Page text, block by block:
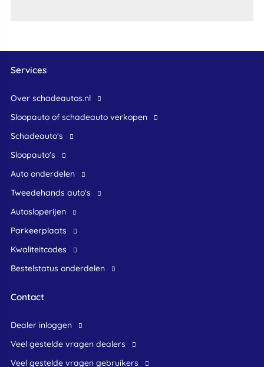
Services
Over schadeautos.nl
Sloopauto of schadeauto verkopen
Schadeauto's
Sloopauto's
Auto onderdelen
Tweedehands auto's
Autosloperijen
Parkeerplaats
Kwaliteitcodes
Bestelstatus onderdelen
Contact
dealer inloggen
veel gestelde vragen dealers
veel gestelde vragen gebruikers